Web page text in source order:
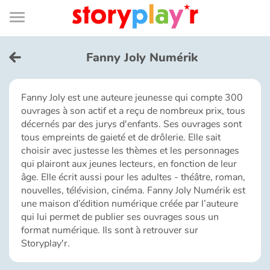
Connexion
Bibliothèque
de
page
Menu
Je me connecte
Tester gratuitement
Bibliothèque
Prix
Accueil
Contes d'ici et d'ailleurs
Fanny Joly Numérik
Fanny Joly est une auteure jeunesse qui compte 300
ouvrages à son actif et a reçu de nombreux prix, tous
décernés par des jurys d'enfants. Ses ouvrages sont
tous empreints de gaieté et de drôlerie. Elle sait
choisir avec justesse les thèmes et les personnages
qui plairont aux jeunes lecteurs, en fonction de leur
âge. Elle écrit aussi pour les adultes - théâtre, roman,
nouvelles, télévision, cinéma. Fanny Joly Numérik est
une maison d’édition numérique créée par l’auteure
qui lui permet de publier ses ouvrages sous un
format numérique. Ils sont à retrouver sur
Storyplay'r.